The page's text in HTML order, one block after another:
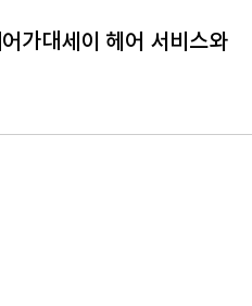
가대세이 헤어 서비스와